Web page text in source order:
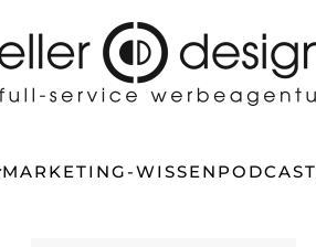
MARKETING-WISSEN PODCAST